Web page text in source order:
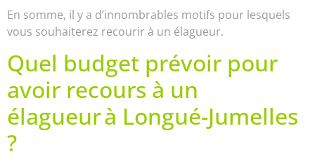
En somme, il y a d’innombrables motifs pour lesquels
vous souhaiterez recourir à un élagueur.
Quel budget prévoir pour
avoir recours à un
élagueur à Longué-Jumelles
?